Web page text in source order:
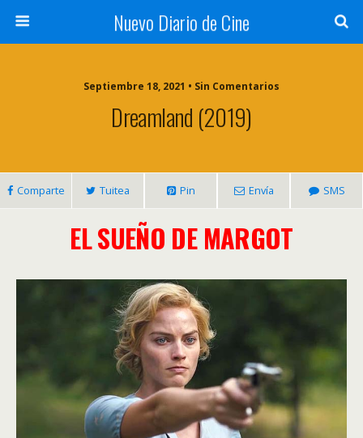
Nuevo Diario de Cine
Septiembre 18, 2021 • Sin Comentarios
Dreamland (2019)
Comparte Tuitea Pin Envía SMS
EL SUEÑO DE MARGOT